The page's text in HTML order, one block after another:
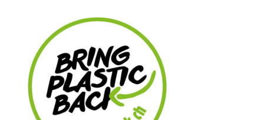
Energie & eau
Déchets
Animaux
Transports & mobilité
Administration scolaire
Garderie d'enfants
Collaborateurs
Postes vacants